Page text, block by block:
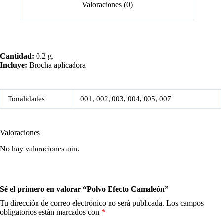
Valoraciones (0)
Cantidad: 0.2 g.
Incluye: Brocha aplicadora
Tonalidades 001, 002, 003, 004, 005, 007
Valoraciones
No hay valoraciones aún.
Sé el primero en valorar “Polvo Efecto Camaleón”
Tu dirección de correo electrónico no será publicada. Los campos
obligatorios están marcados con *